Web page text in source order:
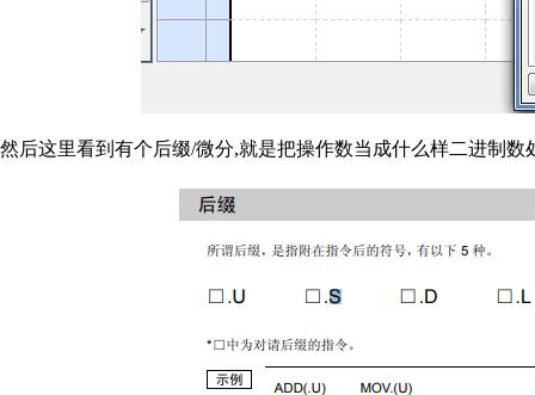
然后这里看到有个后缀/微分,就是把操作数当成什么样二进制数